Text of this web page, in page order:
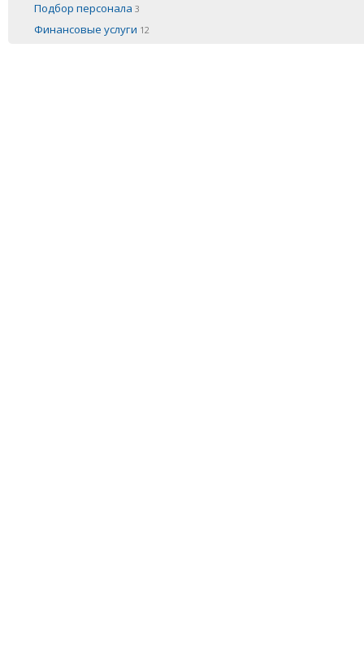
Подбор персонала 3
Финансовые услуги 12